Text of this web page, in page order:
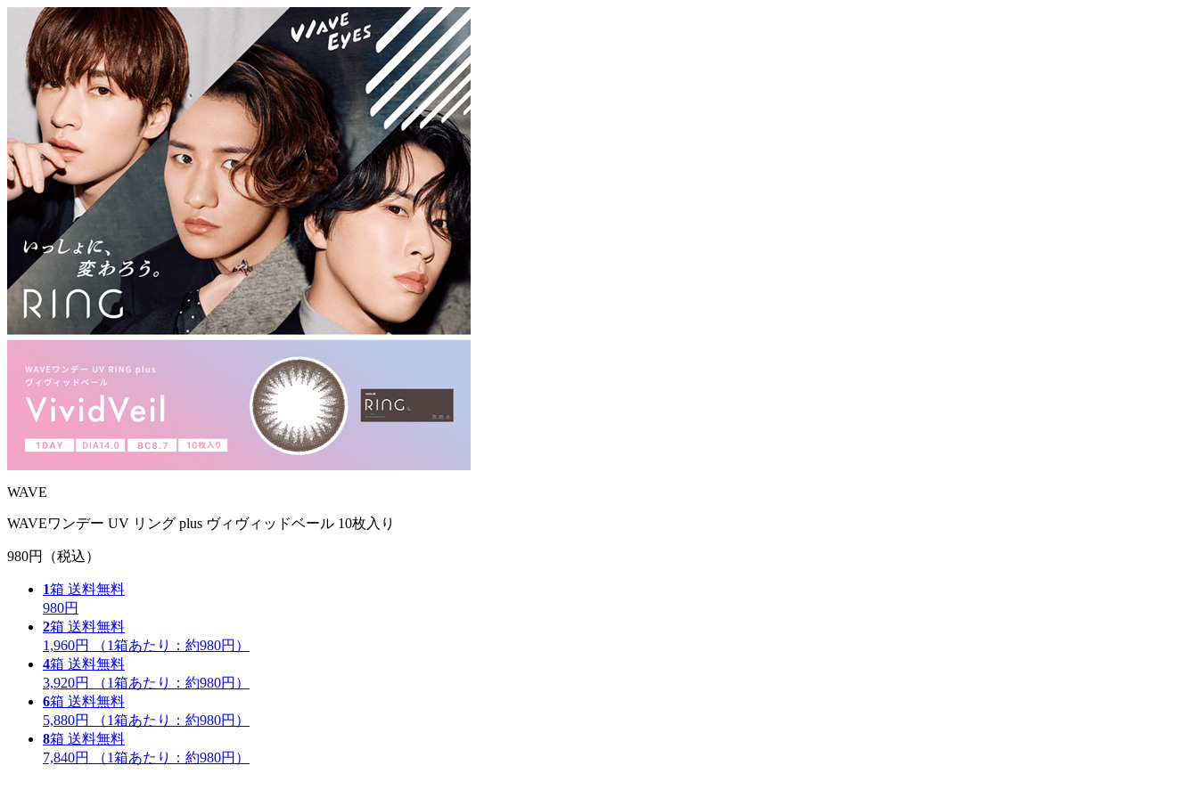
WAVE
WAVEワンデー UV リング plus ヴィヴィッドベール 10枚入り
980円 （税込）
1箱 送料無料
980円
2箱 送料無料
1,960円
（1箱あたり： 約980円 ）
4箱 送料無料
3,920円
（1箱あたり： 約980円 ）
6箱 送料無料
5,880円
（1箱あたり： 約980円 ）
8箱 送料無料
7,840円
（1箱あたり： 約980円 ）